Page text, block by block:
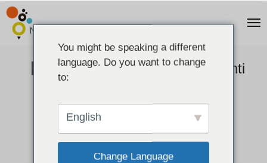
【La voce dei nostri clienti】 Clienti
You might be speaking a different
language. Do you want to change
to:
English
Change Language